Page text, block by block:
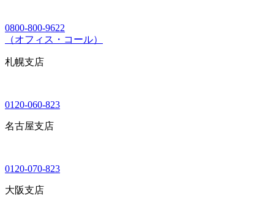
0800-800-9622
（オフィス・コール）
札幌支店
0120-060-823
名古屋支店
0120-070-823
大阪支店